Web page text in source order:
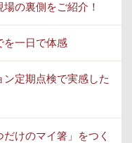
の裏側をご紹介！
を一日で体感
定期点検で実感した
けのマイ箸」をつく